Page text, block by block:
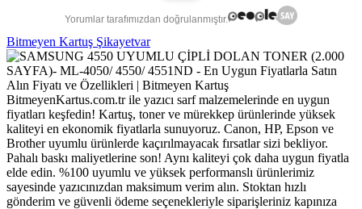
Yorumlar tarafımızdan doğrulanmıştır.
Bitmeyen Kartuş Şikayetvar
BitmeyenKartus.com.tr ile yazıcı sarf malzemelerinde en uygun
fiyatları keşfedin! Kartuş, toner ve mürekkep ürünlerinde yüksek
kaliteyi en ekonomik fiyatlarla sunuyoruz. Canon, HP, Epson ve
Brother uyumlu ürünlerde kaçırılmayacak fırsatlar sizi bekliyor.
Pahalı baskı maliyetlerine son! Aynı kaliteyi çok daha uygun fiyatla
elde edin. %100 uyumlu ve yüksek performanslı ürünlerimiz
sayesinde yazıcınızdan maksimum verim alın. Stoktan hızlı
gönderim ve güvenli ödeme seçenekleriyle siparişleriniz kapınıza